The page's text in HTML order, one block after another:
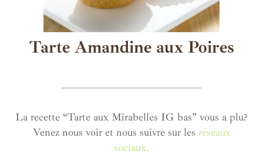
Tarte Amandine aux Poires
La recette “Tarte aux Mirabelles IG bas” vous a plu?
Venez nous voir et nous suivre sur les réseaux
sociaux.